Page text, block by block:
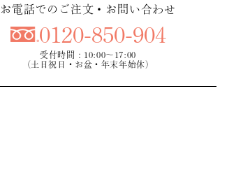
お電話でのご注文・お問い合わせ
0120-850-904
受付時間：10:00～17:00
（土日祝日・お盆・年末年始休）